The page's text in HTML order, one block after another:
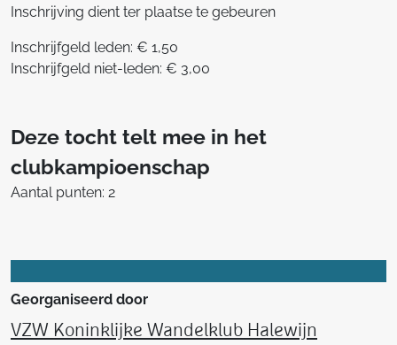
Inschrijving dient ter plaatse te gebeuren
Inschrijfgeld leden: € 1,50
Inschrijfgeld niet-leden: € 3,00
Deze tocht telt mee in het
clubkampioenschap
Aantal punten: 2
Georganiseerd door
VZW Koninklijke Wandelklub Halewijn